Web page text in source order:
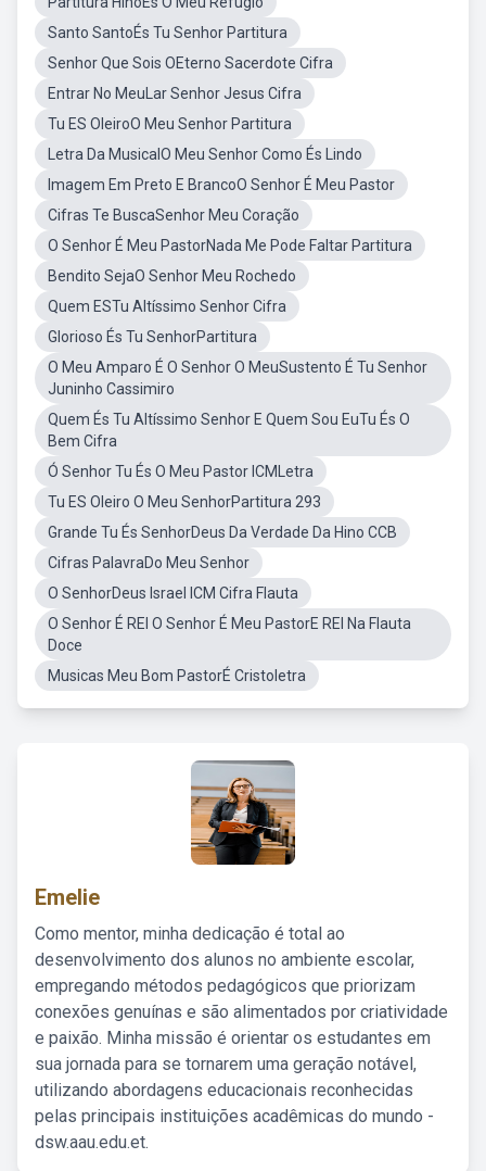
Santo SantoÉs Tu Senhor Partitura
Senhor Que Sois OEterno Sacerdote Cifra
Entrar No MeuLar Senhor Jesus Cifra
Tu ES OleiroO Meu Senhor Partitura
Letra Da MusicalO Meu Senhor Como És Lindo
Imagem Em Preto E BrancoO Senhor É Meu Pastor
Cifras Te BuscaSenhor Meu Coração
O Senhor É Meu PastorNada Me Pode Faltar Partitura
Bendito SejaO Senhor Meu Rochedo
Quem ESTu Altíssimo Senhor Cifra
Glorioso És Tu SenhorPartitura
O Meu Amparo É O Senhor O MeuSustento É Tu Senhor
Juninho Cassimiro
Quem És Tu Altíssimo Senhor E Quem Sou EuTu És O
Bem Cifra
Ó Senhor Tu És O Meu Pastor ICMLetra
Tu ES Oleiro O Meu SenhorPartitura 293
Grande Tu És SenhorDeus Da Verdade Da Hino CCB
Cifras PalavraDo Meu Senhor
O SenhorDeus Israel ICM Cifra Flauta
O Senhor É REI O Senhor É Meu PastorE REI Na Flauta
Doce
Musicas Meu Bom PastorÉ Cristoletra
Emelie
Como mentor, minha dedicação é total ao
desenvolvimento dos alunos no ambiente escolar,
empregando métodos pedagógicos que priorizam
conexões genuínas e são alimentados por criatividade
e paixão. Minha missão é orientar os estudantes em
sua jornada para se tornarem uma geração notável,
utilizando abordagens educacionais reconhecidas
pelas principais instituições acadêmicas do mundo -
dsw.aau.edu.et.